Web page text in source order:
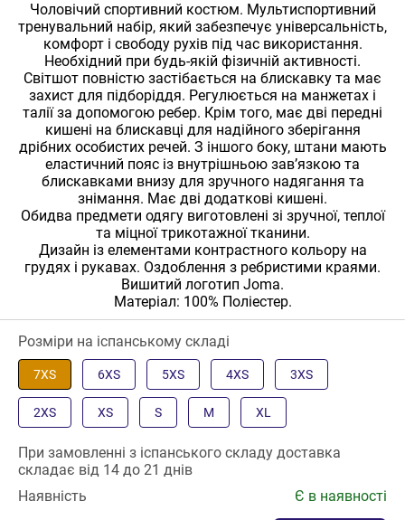
Чоловічий спортивний костюм. Мультиспортивний
тренувальний набір, який забезпечує універсальність,
комфорт і свободу рухів під час використання.
Необхідний при будь-якій фізичній активності.
Світшот повністю застібається на блискавку та має
захист для підборіддя. Регулюється на манжетах і
талії за допомогою ребер. Крім того, має дві передні
кишені на блискавці для надійного зберігання
дрібних особистих речей. З іншого боку, штани мають
еластичний пояс із внутрішньою зав’язкою та
блискавками внизу для зручного надягання та
знімання. Має дві додаткові кишені.
Обидва предмети одягу виготовлені зі зручної, теплої
та міцної трикотажної тканини.
Дизайн із елементами контрастного кольору на
грудях і рукавах. Оздоблення з ребристими краями.
Вишитий логотип Joma.
Матеріал: 100% Поліестер.
Розміри на іспанському складі
7XS 6XS 5XS 4XS 3XS
2XS XS S M XL
При замовленні з іспанського складу доставка
складає від 14 до 21 днів
Наявність
Є в наявності